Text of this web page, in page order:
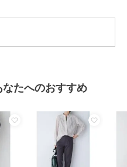
ネイビー： コッ
イロン110℃ ドラ
・サロペット
テー
ライズ
たへのおすすめ